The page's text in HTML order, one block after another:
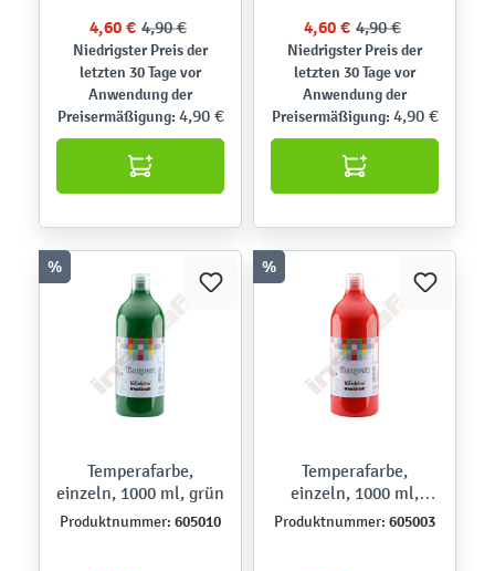
4,60 € 4,90 €
Niedrigster Preis der
letzten 30 Tage vor
Anwendung der
Preisermäßigung: 4,90 €
4,60 € 4,90 €
Niedrigster Preis der
letzten 30 Tage vor
Anwendung der
Preisermäßigung: 4,90 €
%
Temperafarbe,
einzeln, 1000 ml, grün
Produktnummer: 605010
%
Temperafarbe,
einzeln, 1000 ml,
hellrot
Produktnummer: 605003